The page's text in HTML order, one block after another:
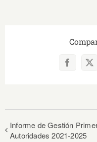
Facebook
X
Informe de Gestión
Autoridades 2021-2025